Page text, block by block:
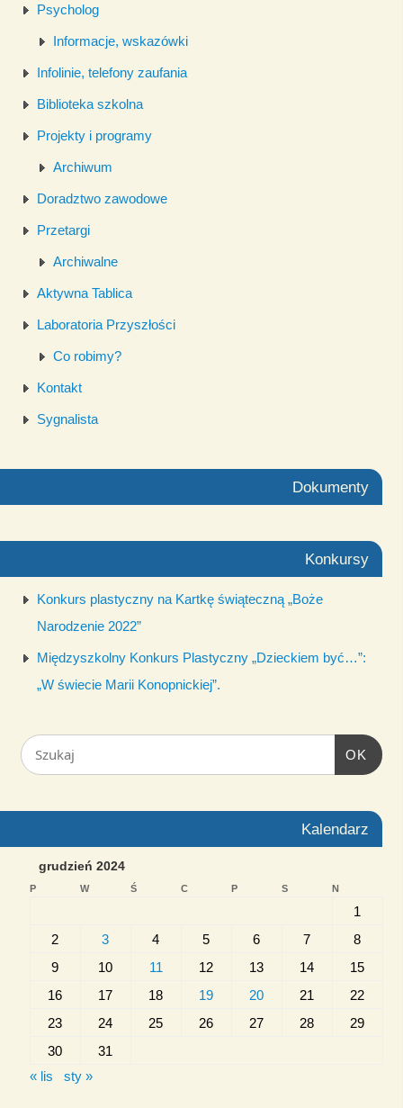
Psycholog
Informacje, wskazówki
Infolinie, telefony zaufania
Biblioteka szkolna
Projekty i programy
Archiwum
Doradztwo zawodowe
Przetargi
Archiwalne
Aktywna Tablica
Laboratoria Przyszłości
Co robimy?
Kontakt
Sygnalista
Dokumenty
Konkursy
Konkurs plastyczny na Kartkę świąteczną „Boże
Narodzenie 2022”
Międzyszkolny Konkurs Plastyczny „Dzieckiem być…”:
„W świecie Marii Konopnickiej”.
OK
Kalendarz
grudzień 2024
P W Ś C P S N
1
2
3 4 5 6 7
8
9
10 11 12 13 14
15
16
17 18 19 20 21
22
23
24 25 26 27 28
29
30
31
« lis
sty »